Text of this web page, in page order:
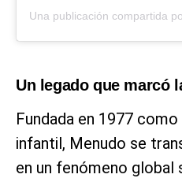
Un legado que marcó
Fundada en 1977
infantil, Menudo se
en un fenómeno global